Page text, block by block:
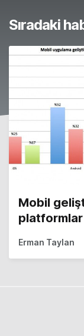
Sıradaki
Mobil
platformlar
Erman Taylan